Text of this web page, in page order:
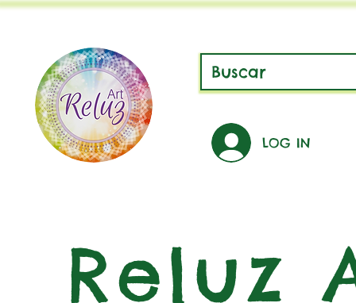
LOG IN
Reluz